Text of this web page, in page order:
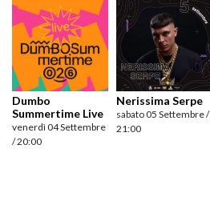
Dumbo
Summertime Live
venerdì 04 Settembre
/ 20:00
Nerissima Serpe
sabato 05 Settembre /
21:00